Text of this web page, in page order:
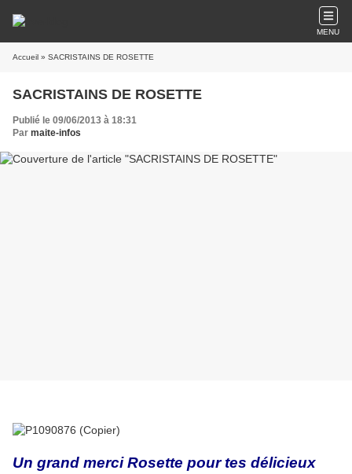
MENU
Accueil » SACRISTAINS DE ROSETTE
SACRISTAINS DE ROSETTE
Publié le 09/06/2013 à 18:31
Par maite-infos
Un grand merci Rosette pour tes délicieux